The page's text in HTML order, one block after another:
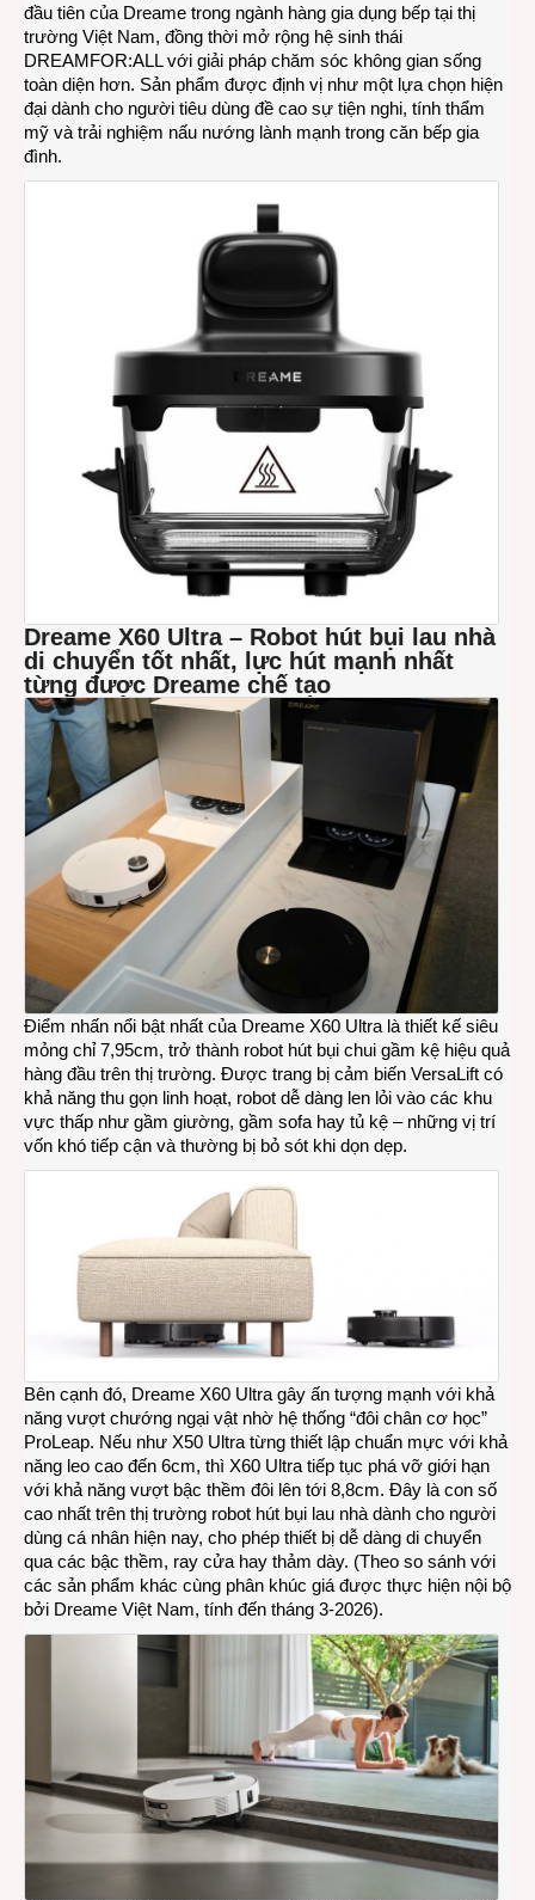
đầu tiên của Dreame trong ngành hàng gia dụng bếp tại thị
trường Việt Nam, đồng thời mở rộng hệ sinh thái
DREAMFOR:ALL với giải pháp chăm sóc không gian sống
toàn diện hơn. Sản phẩm được định vị như một lựa chọn hiện
đại dành cho người tiêu dùng đề cao sự tiện nghi, tính thẩm
mỹ và trải nghiệm nấu nướng lành mạnh trong căn bếp gia
đình.
Dreame X60 Ultra – Robot hút bụi lau nhà
di chuyển tốt nhất, lực hút mạnh nhất
từng được Dreame chế tạo
Điểm nhấn nổi bật nhất của Dreame X60 Ultra là thiết kế siêu
mỏng chỉ 7,95cm, trở thành robot hút bụi chui gầm kệ hiệu quả
hàng đầu trên thị trường. Được trang bị cảm biến VersaLift có
khả năng thu gọn linh hoạt, robot dễ dàng len lỏi vào các khu
vực thấp như gầm giường, gầm sofa hay tủ kệ – những vị trí
vốn khó tiếp cận và thường bị bỏ sót khi dọn dẹp.
Bên cạnh đó, Dreame X60 Ultra gây ấn tượng mạnh với khả
năng vượt chướng ngại vật nhờ hệ thống “đôi chân cơ học”
ProLeap. Nếu như X50 Ultra từng thiết lập chuẩn mực với khả
năng leo cao đến 6cm, thì X60 Ultra tiếp tục phá vỡ giới hạn
với khả năng vượt bậc thềm đôi lên tới 8,8cm. Đây là con số
cao nhất trên thị trường robot hút bụi lau nhà dành cho người
dùng cá nhân hiện nay, cho phép thiết bị dễ dàng di chuyển
qua các bậc thềm, ray cửa hay thảm dày. (Theo so sánh với
các sản phẩm khác cùng phân khúc giá được thực hiện nội bộ
bởi Dreame Việt Nam, tính đến tháng 3-2026).